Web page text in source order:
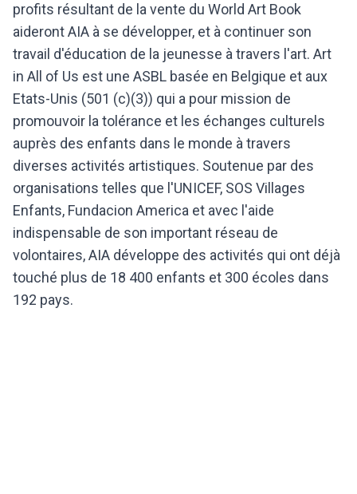
profits résultant de la vente du World Art Book
aideront AIA à se développer, et à continuer son
travail d'éducation de la jeunesse à travers l'art. Art
in All of Us est une ASBL basée en Belgique et aux
Etats-Unis (501 (c)(3)) qui a pour mission de
promouvoir la tolérance et les échanges culturels
auprès des enfants dans le monde à travers
diverses activités artistiques. Soutenue par des
organisations telles que l'UNICEF, SOS Villages
Enfants, Fundacion America et avec l'aide
indispensable de son important réseau de
volontaires, AIA développe des activités qui ont déjà
touché plus de 18 400 enfants et 300 écoles dans
192 pays.